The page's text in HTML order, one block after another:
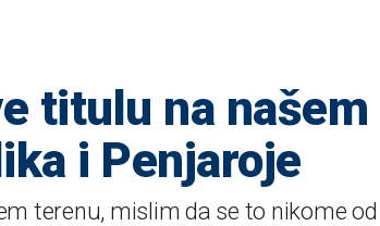
titulu na našem
i Penjaroje
terenu, mislim da se to nikome od